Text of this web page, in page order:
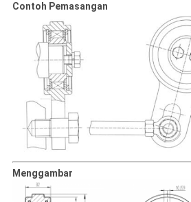
Contoh Pemasangan
Menggambar